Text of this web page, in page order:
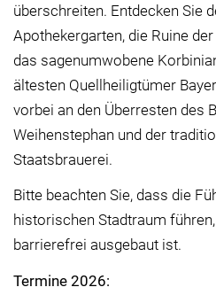
überschreiten. Entdecken Sie
Apothekergarten, die Ruine
das sagenumwobene
ältesten Quellheiligtümer
vorbei an den Überresten des
Weihenstephan und der
Staatsbrauerei.
Bitte beachten Sie, dass die
historischen Stadtraum
barrierefrei ausgebaut ist.
Termine 2026: